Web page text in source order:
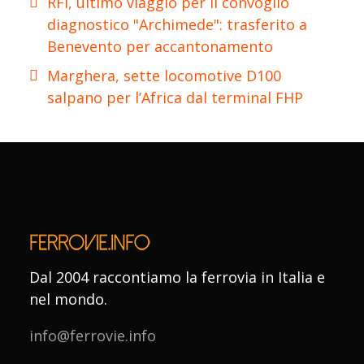
diagnostico "Archimede": trasferito a
Benevento per accantonamento
Marghera, sette locomotive D100
salpano per l’Africa dal terminal FHP
Dal 2004 raccontiamo la ferrovia in Italia e
nel mondo.
info@ferrovie.info